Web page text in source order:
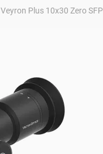
Veyron Plus 10x30 Zero SFP